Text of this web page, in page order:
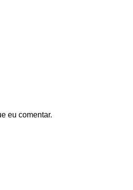
eu comentar.